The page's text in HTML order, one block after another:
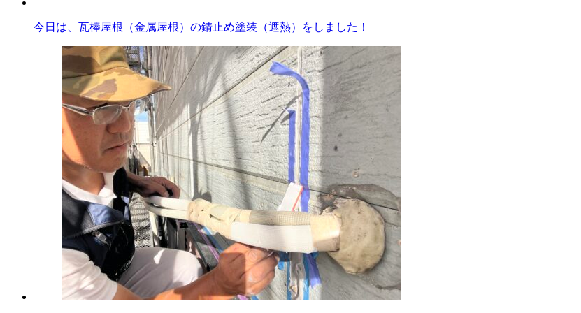
今日は、瓦棒屋根（金属屋根）の錆止め塗装（遮熱）をしました！